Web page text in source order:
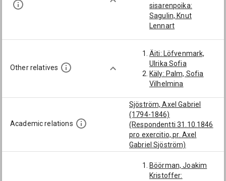
sisarenpoika:
Sagulin, Knut
Lennart
Other relatives
Äiti: Löfvenmark,
Ulrika Sofia
Käly: Palm, Sofia
Vilhelmina
Academic relations
Sjöström, Axel Gabriel
(1794-1846)
(Respondentti 31.10.1846
pro exercitio, pr. Axel
Gabriel Sjöström)
Böörman, Joakim
Kristoffer: